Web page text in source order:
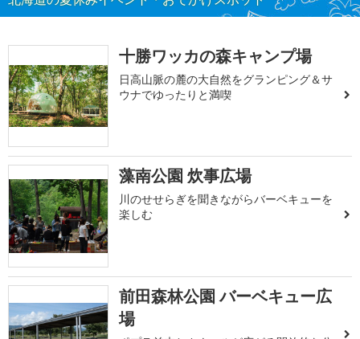
十勝ワッカの森キャンプ場
日高山脈の麓の大自然をグランピング＆サ
ウナでゆったりと満喫
藻南公園 炊事広場
川のせせらぎを聞きながらバーベキューを
楽しむ
前田森林公園 バーベキュー広
場